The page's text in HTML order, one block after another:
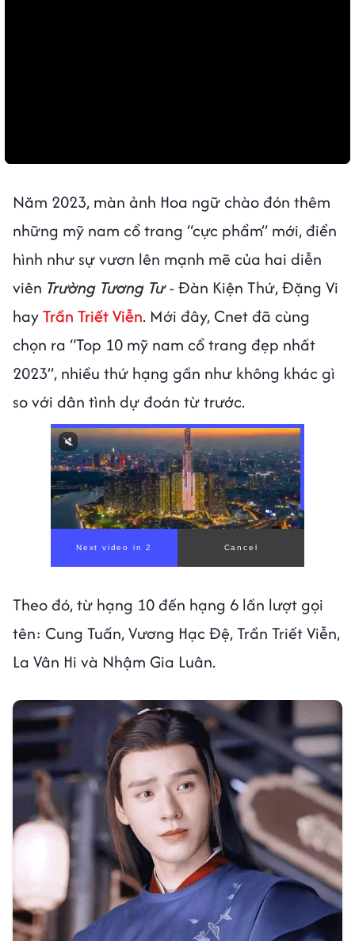
Năm 2023, màn ảnh Hoa ngữ chào đón thêm
những mỹ nam cổ trang “cực phẩm” mới, điển
hình như sự vươn lên mạnh mẽ của hai diễn
viên Trường Tương Tư- Đàn Kiện Thứ, Đặng Vi
hayTrần Triết Viễn. Mới đây, Cnet đã cùng
chọn ra “Top 10 mỹ nam cổ trang đẹp nhất
2023”, nhiều thứ hạng gần như không khác gì
so với dân tình dự đoán từ trước.
Theo đó, từ hạng 10 đến hạng 6 lần lượt gọi
tên: Cung Tuấn, Vương Hạc Đệ, Trần Triết Viễn,
La Vân Hi và Nhậm Gia Luân.